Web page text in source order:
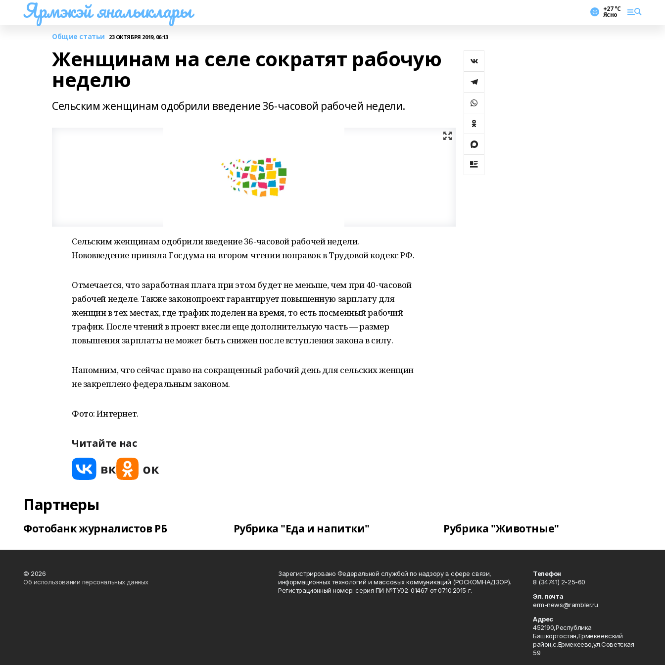
Ярмэкэй яналыклары +27 °С
Ясно
Общие статьи 23 ОКТЯБРЯ 2019, 06:13
Женщинам на селе сократят рабочую
неделю
Сельским женщинам одобрили введение 36-часовой рабочей недели.
Сельским женщинам одобрили введение 36-часовой рабочей недели.
Нововведение приняла Госдума на втором чтении поправок в Трудовой кодекс РФ.
Отмечается, что заработная плата при этом будет не меньше, чем при 40-часовой
рабочей неделе. Также законопроект гарантирует повышенную зарплату для
женщин в тех местах, где трафик поделен на время, то есть посменный рабочий
трафик. После чтений в проект внесли еще дополнительную часть — размер
повышения зарплаты не может быть снижен после вступления закона в силу.
Напомним, что сейчас право на сокращенный рабочий день для сельских женщин
не закреплено федеральным законом.
Фото: Интернет.
Читайте нас
Партнеры
Фотобанк журналистов РБ Рубрика "Еда и напитки" Рубрика "Животные"
© 2026
Об использовании персональных данных
Зарегистрировано Федеральной службой по надзору в сфере связи,
информационных технологий и массовых коммуникаций (РОСКОМНАДЗОР).
Регистрационный номер: серия ПИ №ТУ02-01467 от 07.10.2015 г.
Телефон
8 (34741) 2-25-60
Эл. почта
erm-news@rambler.ru
Адрес
452190,Республика
Башкортостан,Ермекеевский
район,с.Ермекеево,ул.Советская
59